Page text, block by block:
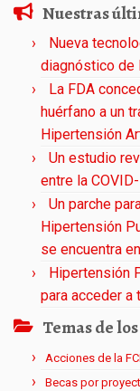
Nuestras
Nueva
diagnóstico de
La FDA
huérfano a un
Hipertensión
Un estudio
entre la
Un parche
Hipertensión
se encuentra
Hipertensión
para acceder a
Temas de
Acciones de la
Becas por